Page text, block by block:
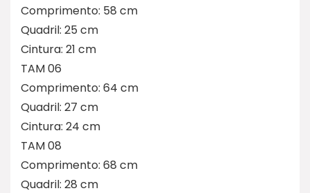
Comprimento: 58 cm
Quadril: 25 cm
Cintura: 21 cm
TAM 06
Comprimento: 64 cm
Quadril: 27 cm
Cintura: 24 cm
TAM 08
Comprimento: 68 cm
Quadril: 28 cm